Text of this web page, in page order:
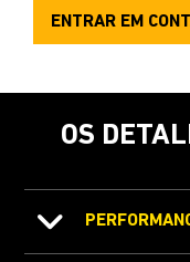
ENTRAR EM
OS